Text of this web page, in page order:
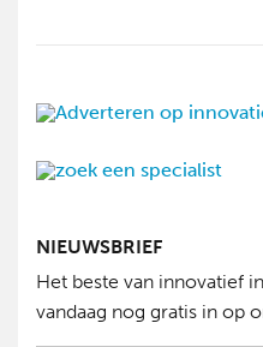
NIEUWSBRIEF
Het beste van innovatief
vandaag nog gratis in op